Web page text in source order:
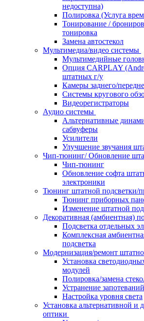
недоступна)
Полировка (Услуга
Тонирование /
тонировка
Замена автостекол
Мультимедиа/видео системы
Мультимедийные
Опция CARPLAY
штатных г/у
Камеры заднего/
Системы кругового
Видеорегистраторы
Аудио системы
Альтернативные
сабвуферы
Усилители
Улучшение звучания
Чип-тюнинг/ Обновление
Чип-тюнинг
Обновление софта
электроники
Тюнинг штатной подсветки/
Тюнинг приборных
Изменение штатной
Декоративная (амбиентная)
Подсветка отдельных
Комплексная
подсветка
Модернизация/ремонт
Установка
модулей
Полировка/замена
Устранение запотеваний
Настройка уровня света
Установка альтернативной и
оптики